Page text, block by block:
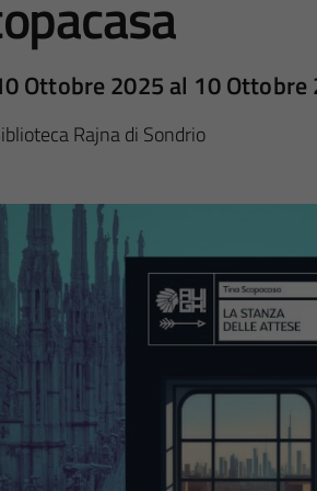
Ottobre 2025 al 10 Ottobre
Rajna di Sondrio